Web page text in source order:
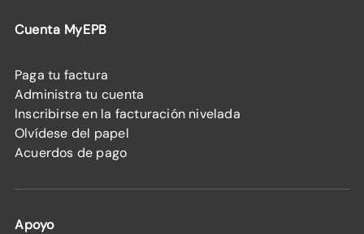
Cuenta MyEPB
Paga tu factura
Administra tu cuenta
Inscribirse en la facturación nivelada
Olvídese del papel
Acuerdos de pago
Apoyo